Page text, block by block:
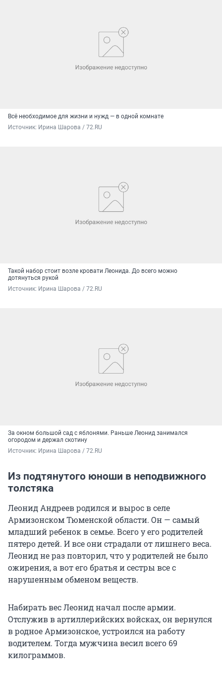
Всё необходимое для жизни и нужд — в одной комнате
Источник: Ирина Шарова / 72.RU
Такой набор стоит возле кровати Леонида. До всего можно
дотянуться рукой
Источник: Ирина Шарова / 72.RU
За окном большой сад с яблонями. Раньше Леонид занимался
огородом и держал скотину
Источник: Ирина Шарова / 72.RU
Из подтянутого юноши в неподвижного
толстяка
Леонид Андреев родился и вырос в селе
Армизонском Тюменской области. Он — самый
младший ребенок в семье. Всего у его родителей
пятеро детей. И все они страдали от лишнего веса.
Леонид не раз повторил, что у родителей не было
ожирения, а вот его братья и сестры все с
нарушенным обменом веществ.
Набирать вес Леонид начал после армии.
Отслужив в артиллерийских войсках, он вернулся
в родное Армизонское, устроился на работу
водителем. Тогда мужчина весил всего 69
килограммов.